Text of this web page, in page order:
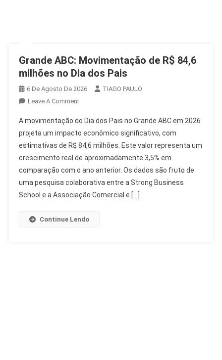
Grande ABC: Movimentação de R$ 84,6
milhões no Dia dos Pais
6 De Agosto De 2026
TIAGO PAULO
Leave A CommentOn
ABC:
Movimentação
De
R$
84,6
Milhões
No
A movimentação do Dia dos Pais no Grande ABC em 2026
projeta um impacto econômico significativo, com
estimativas de R$ 84,6 milhões. Este valor representa um
crescimento real de aproximadamente 3,5% em
comparação com o ano anterior. Os dados são fruto de
uma pesquisa colaborativa entre a Strong Business
School e a Associação Comercial e […]
Continue Lendo